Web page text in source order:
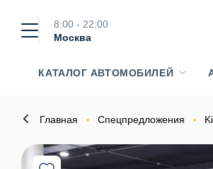
8:00 - 22:00
Москва
КАТАЛОГ АВТОМОБИЛЕЙ
Главная Спецпредложения